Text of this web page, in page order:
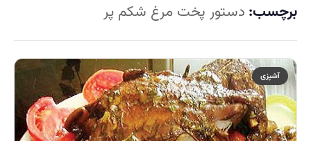
برچسب: دستور پخت مرغ شکم پر
آشپزی